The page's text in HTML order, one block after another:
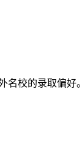
名校的录取偏好。